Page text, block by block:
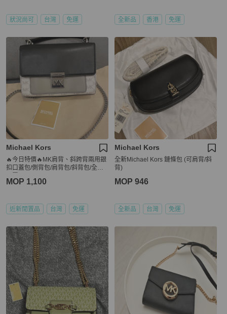
狀況尚可 台灣 免運 全新品 香港 免運
Michael Kors
🔥今日特價🔥MK肩背、斜跨背兩用銀
扣口蓋包/側背包/肩背包/斜背包/全新
MOP 1,100
近新閒置品 台灣 免運
Michael Kors
全新Michael Kors 鏈條包 (可肩背/斜
背)
MOP 946
全新品 台灣 免運